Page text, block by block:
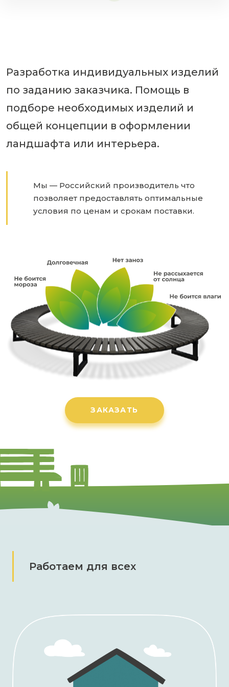
Разработка индивидуальных изделий
по заданию заказчика. Помощь в
подборе необходимых изделий и
общей концепции в оформлении
ландшафта или интерьера.
Мы — Российский производитель что
позволяет предоставлять оптимальные
условия по ценам и срокам поставки.
ЗАКАЗАТЬ
Работаем для всех